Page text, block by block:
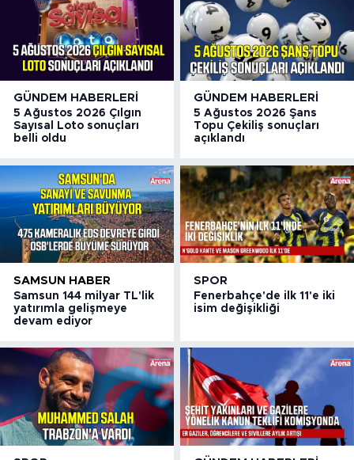
GÜNDEM HABERLERI
5 Ağustos 2026 Çılgın
Sayısal Loto sonuçları
belli oldu
GÜNDEM HABERLERI
5 Ağustos 2026 Şans
Topu Çekiliş sonuçları
açıklandı
SAMSUN HABER
Samsun 144 milyar TL'lik
yatırımla gelişmeye
devam ediyor
SPOR
Fenerbahçe'de ilk 11'e iki
isim değişikliği